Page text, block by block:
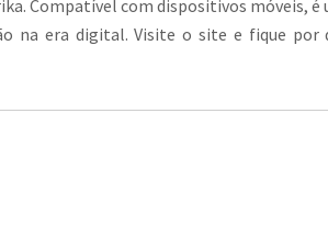
Compatível com dispositivos móveis,
na era digital. Visite o site e fique